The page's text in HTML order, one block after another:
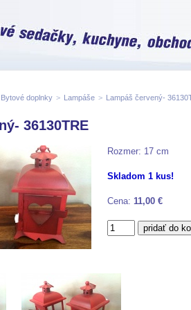
Bytové doplnky > Lampáše > Lampáš červený-
36130TRE
Rozmer: 17 cm
Skladom 1 kus!
Cena: 11,00 €